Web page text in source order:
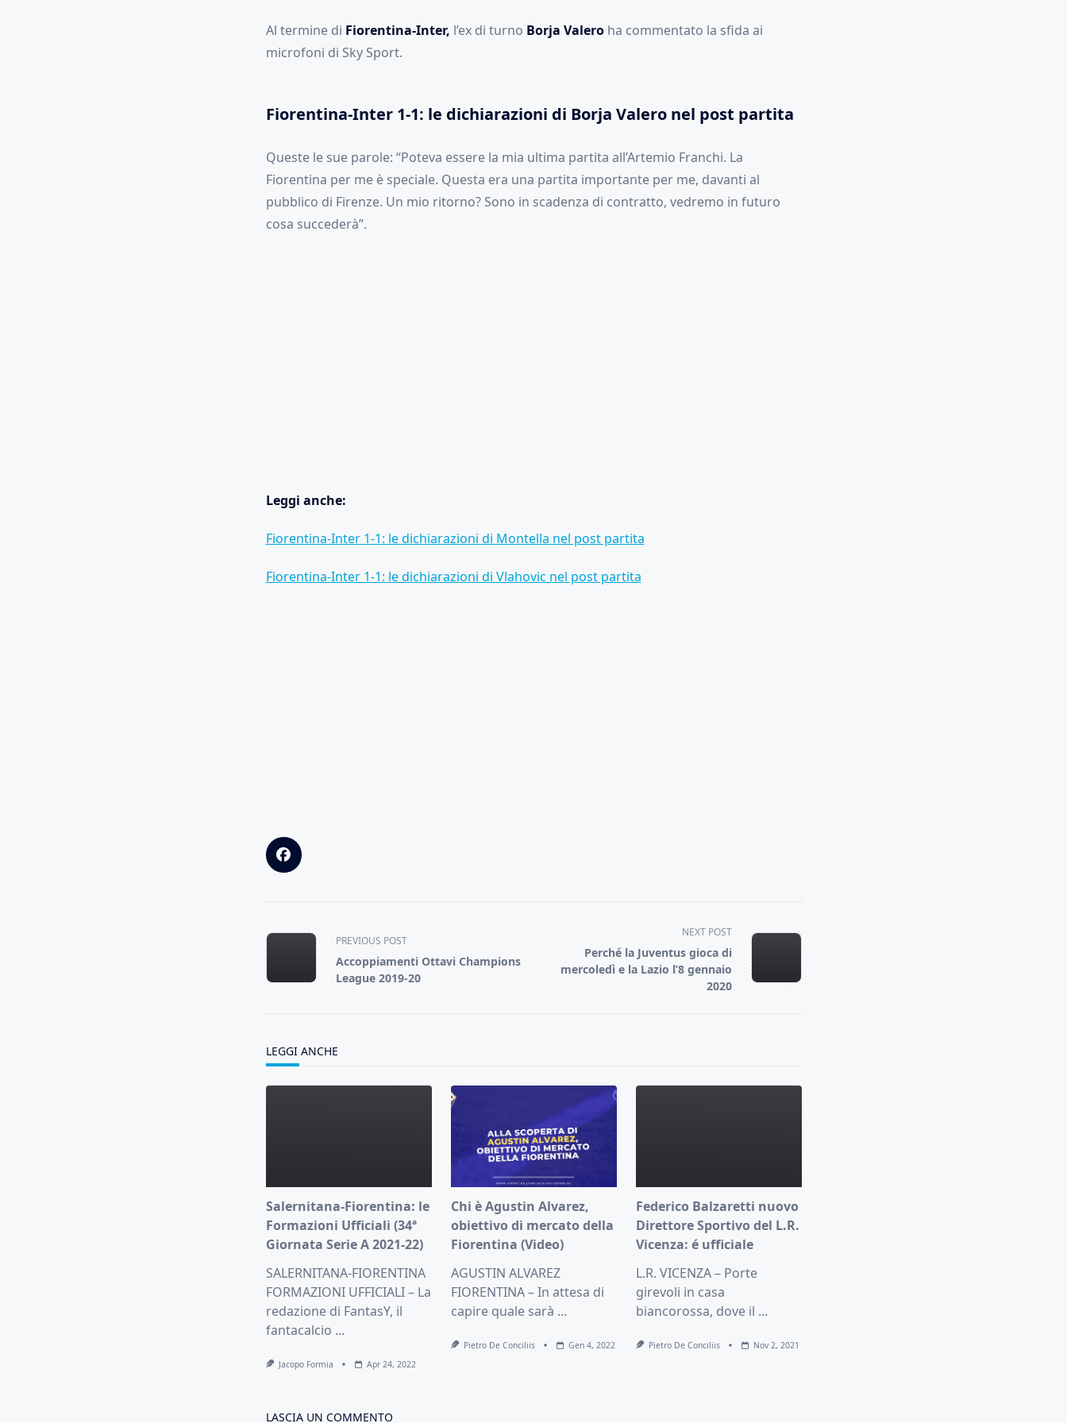
Al termine di Fiorentina-Inter, l’ex di turno Borja Valeroha commentato la sfida ai
microfoni di Sky Sport.
Fiorentina-Inter 1-1: le dichiarazioni di Borja Valero nel post partita
Queste le sue parole: “Poteva essere la mia ultima partita all’Artemio Franchi. La
Fiorentina per me è speciale. Questa era una partita importante per me, davanti al
pubblico di Firenze. Un mio ritorno? Sono in scadenza di contratto, vedremo in futuro
cosa succederà”.
Leggi anche:
Fiorentina-Inter 1-1: le dichiarazioni di Montella nel post partita
Fiorentina-Inter 1-1: le dichiarazioni di Vlahovic nel post partita
<span
class="nav-
subtitle
screen-
PREVIOUS POST
Accoppiamenti Ottavi Champions
League 2019-20
NEXT POST
Perché la Juventus gioca di
mercoledì e la Lazio l’8 gennaio
2020
LEGGI ANCHE
Salernitana-Fiorentina: le
Formazioni Ufficiali (34ª
Giornata Serie A 2021-22)
SALERNITANA-FIORENTINA
FORMAZIONI UFFICIALI – La
redazione di FantasY, il
fantacalcio ...
Jacopo Formia Apr 24, 2022
Chi è Agustin Alvarez,
obiettivo di mercato della
Fiorentina (Video)
AGUSTIN ALVAREZ
FIORENTINA – In attesa di
capire quale sarà ...
Pietro De Conciliis Gen 4, 2022
Federico Balzaretti nuovo
Direttore Sportivo del L.R.
Vicenza: é ufficiale
L.R. VICENZA – Porte
girevoli in casa
biancorossa, dove il ...
Pietro De Conciliis Nov 2, 2021
LASCIA UN COMMENTO